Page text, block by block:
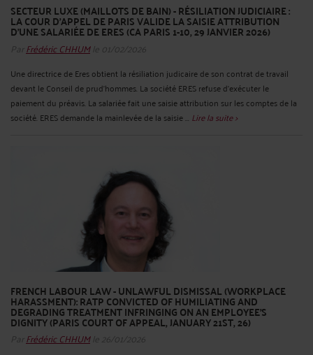
SECTEUR LUXE (MAILLOTS DE BAIN) - RÉSILIATION JUDICIAIRE :
LA COUR D’APPEL DE PARIS VALIDE LA SAISIE ATTRIBUTION
D’UNE SALARIÉE DE ERES (CA PARIS 1-10, 29 JANVIER 2026)
Par Frédéric CHHUMle 01/02/2026
Une directrice de Eres obtient la résiliation judicaire de son contrat de travail
devant le Conseil de prud’hommes. La société ERES refuse d’exécuter le
paiement du préavis. La salariée fait une saisie attribution sur les comptes de la
société. ERES demande la mainlevée de la saisie ... Lire la suite >
FRENCH LABOUR LAW - UNLAWFUL DISMISSAL (WORKPLACE
HARASSMENT): RATP CONVICTED OF HUMILIATING AND
DEGRADING TREATMENT INFRINGING ON AN EMPLOYEE'S
DIGNITY (PARIS COURT OF APPEAL, JANUARY 21ST, 26)
Par Frédéric CHHUMle 26/01/2026